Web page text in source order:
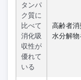
タンパ
ク質に
比べて
消化吸
収性が
優れて
いる
高齢者
水分解